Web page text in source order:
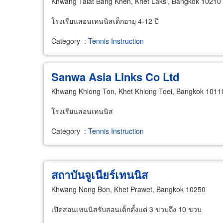
โรงเรียนสอนเทนนิสเด็กอายุ 4-12 ปี
Category : Tennis Instruction
Sanwa Asia Links Co Ltd
Khwang Khlong Ton, Khet Khlong Toei, Bangkok
โรงเรียนสอนเทนนิส
Category : Tennis Instruction
สถาบันจูเนียร์เทนนิส
Khwang Nong Bon, Khet Prawet, Bangkok 10250
เปิดสอนเทนนิสรับสอนเด็กตั้งแต่ 3 ขวบถึง 10 ขวบ